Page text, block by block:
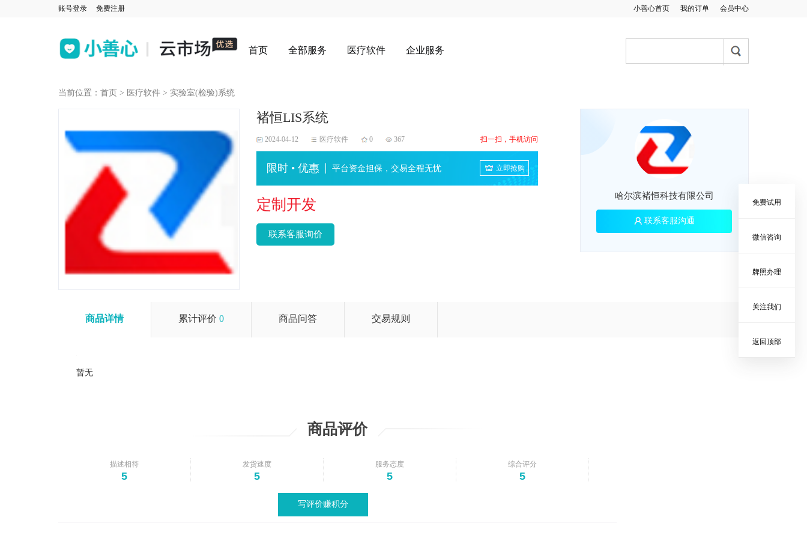
账号登录 免费注册 小善心首页 我的订单 会员中心
首页 全部服务 医疗软件 企业服务
当前位置： 首页 > 医疗软件 > 实验室(检验)系统
褚恒LIS系统
2024-04-12 医疗软件 0 367 扫一扫，手机访问
限时 • 优惠 平台资金担保，交易全程无忧 立即抢购
定制开发
联系客服询价
哈尔滨褚恒科技有限公司
联系客服沟通
商品详情 累计评价 0 商品问答 交易规则
暂无
商品评价
描述相符
5
发货速度
5
服务态度
5
综合评分
5
写评价赚积分
免费试用
微信咨询
牌照办理
关注我们
返回顶部